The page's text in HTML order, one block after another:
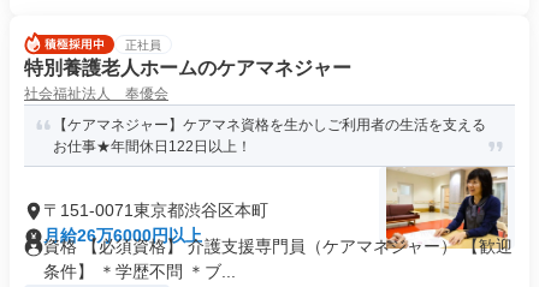
正社員
特別養護老人ホームのケアマネジャー
社会福祉法人 奉優会
【ケアマネジャー】ケアマネ資格を生かしご利用者の生活を支える
お仕事★年間休日122日以上！
〒151-0071東京都渋谷区本町
月給26万6000円以上
資格 【必須資格】 介護支援専門員（ケアマネジャー） 【歓迎
条件】 ＊学歴不問 ＊ブ...